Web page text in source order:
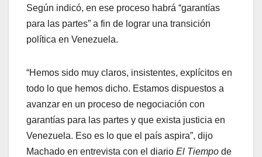
Según indicó, en ese proceso habrá “garantías
para las partes” a fin de lograr una transición
política en Venezuela.
“Hemos sido muy claros, insistentes, explícitos en
todo lo que hemos dicho. Estamos dispuestos a
avanzar en un proceso de negociación con
garantías para las partes y que exista justicia en
Venezuela. Eso es lo que el país aspira”, dijo
Machado en entrevista con el diario El Tiempo de